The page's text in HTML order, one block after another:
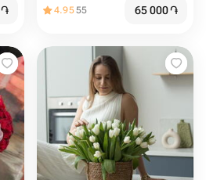
֏ 4.9555 65 000֏